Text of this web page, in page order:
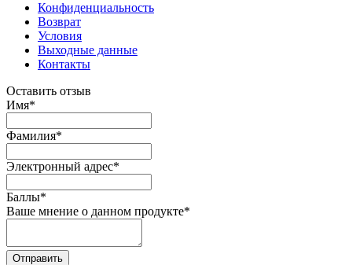
Конфиденциальность
Возврат
Условия
Выходные данные
Контакты
Оставить отзыв
Имя*
Фамилия*
Электронный адрес*
Баллы*
Ваше мнение о данном продукте*
Отправить